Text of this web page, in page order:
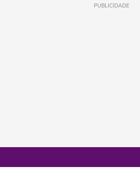
PUBLICIDADE